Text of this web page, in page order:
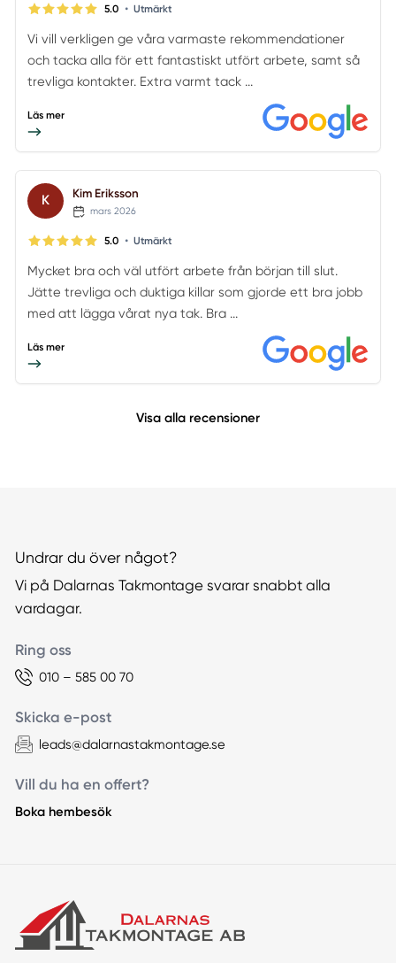
5.0 • Utmärkt
Vi vill verkligen ge våra varmaste rekommendationer
och tacka alla för ett fantastiskt utfört arbete, samt så
trevliga kontakter. Extra varmt tack ...
Läs mer
K Kim Eriksson
mars 2026
5.0 • Utmärkt
Mycket bra och väl utfört arbete från början till slut.
Jätte trevliga och duktiga killar som gjorde ett bra jobb
med att lägga vårat nya tak. Bra ...
Läs mer
Visa alla recensioner
Undrar du över något?
Vi på Dalarnas Takmontage svarar snabbt alla
vardagar.
Ring oss
010 – 585 00 70
Skicka e-post
leads@dalarnastakmontage.se
Vill du ha en offert?
Boka hembesök